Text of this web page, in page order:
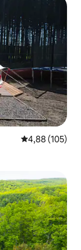
Średnia
4,88 (105)